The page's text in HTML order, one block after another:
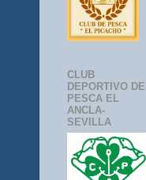
CLUB
DEPORTIVO DE
PESCA EL
ANCLA-
SEVILLA